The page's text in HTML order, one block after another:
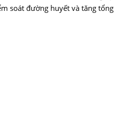
soát đường huyết và tăng tổng